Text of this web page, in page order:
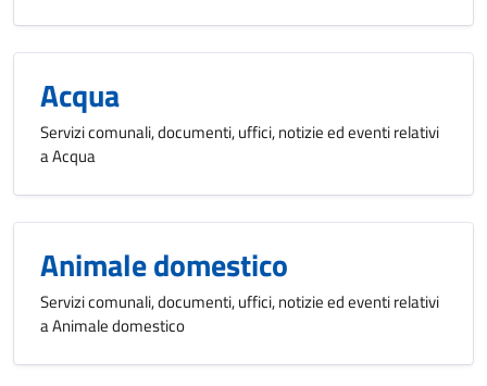
Acqua
Servizi comunali, documenti, uffici, notizie ed eventi relativi
a Acqua
Animale domestico
Servizi comunali, documenti, uffici, notizie ed eventi relativi
a Animale domestico